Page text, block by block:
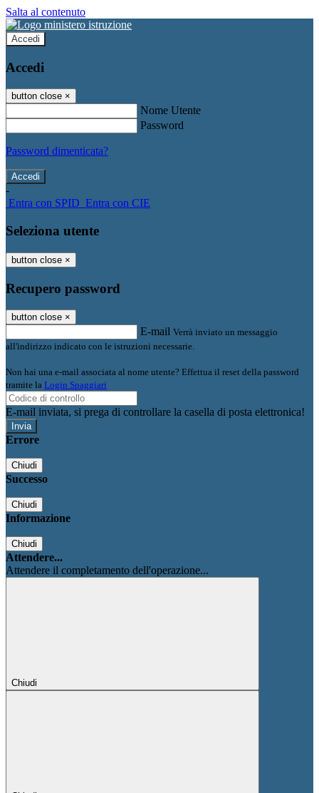
Salta al contenuto
Accedi
Accedi
button close ×
Nome Utente
Password
Password dimenticata?
-
Entra con SPID Entra con CIE
Seleziona utente
button close ×
Recupero password
button close ×
E-mail Verrà inviato un messaggio
all'indirizzo indicato con le istruzioni necessarie.
Non hai una e-mail associata al nome utente? Effettua il reset della password
tramite la Login Spaggiari
E-mail inviata, si prega di controllare la casella di posta elettronica!
Errore
Chiudi
Successo
Chiudi
Informazione
Chiudi
Attendere...
Attendere il completamento dell'operazione...
Chiudi